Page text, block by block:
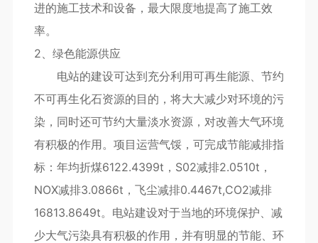
进的施工技术和设备，最大限度地提高了施工效
率。
2、绿色能源供应
电站的建设可达到充分利用可再生能源、节约
不可再生化石资源的目的，将大大减少对环境的污
染，同时还可节约大量淡水资源，对改善大气环境
有积极的作用。项目运营气馁，可完成节能减排指
标：年均折煤6122.4399t，S02减排2.0510t，
NOX减排3.0866t，飞尘减排0.4467t,CO2减排
16813.8649t。电站建设对于当地的环境保护、减
少大气污染具有积极的作用，并有明显的节能、环